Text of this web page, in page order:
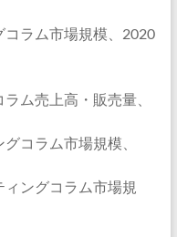
ラム市場規模、2020
ム売上高・販売量、
コラム市場規模、
ングコラム市場規